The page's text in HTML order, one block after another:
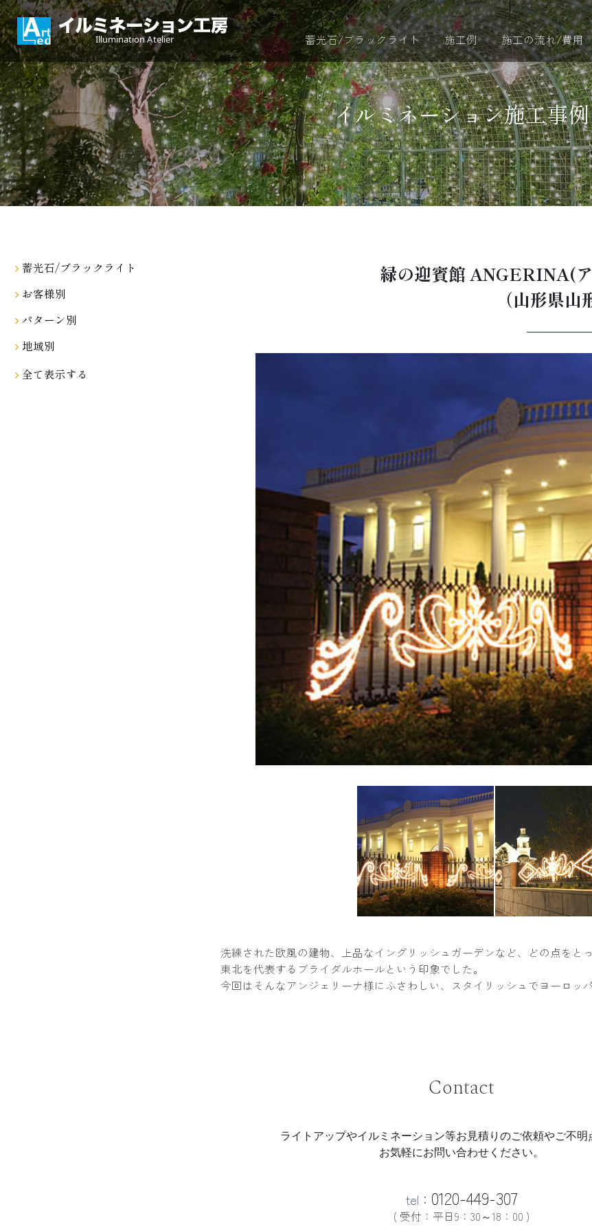
蓄光石/ブラックライト
施工例 施工の流れ/費用
イルミネーション施工事例
蓄光石/ブラックライト
お客様別
パターン別
地域別
全て表示する
緑の迎賓館 ANGERINA(
（山形県山
洗練された欧風の建物、上品なイングリッシュガーデンなど、どの点をとっ
東北を代表するブライダルホールという印象でした。
今回はそんなアンジェリーナ様にふさわしい、スタイリッシュでヨーロッ
Contact
ライトアップやイルミネーション等お見積りのご依頼やご不明
お気軽にお問い合わせください。
tel： 0120-449-307
( 受付：平日9：30～18：00 )